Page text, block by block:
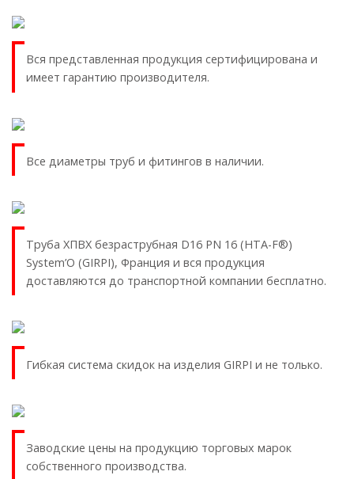
Вся представленная продукция сертифицирована и
имеет гарантию производителя.
Все диаметры труб и фитингов в наличии.
Труба ХПВХ безраструбная D16 PN 16 (HTA-F®)
System’O (GIRPI), Франция и вся продукция
доставляются до транспортной компании бесплатно.
Гибкая система скидок на изделия GIRPI и не только.
Заводские цены на продукцию торговых марок
собственного производства.